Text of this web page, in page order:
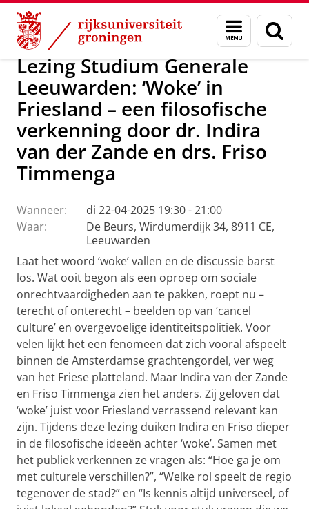
Skip
Content
Skip
Navigation
Menu
en
zoeken
Over ons Campus Fryslân
Lezing Studium Generale
Leeuwarden: ‘Woke’ in
Friesland – een filosofische
verkenning door dr. Indira
van der Zande en drs. Friso
Timmenga
Wanneer:
di 22-04-2025 19:30 - 21:00
Waar:
De Beurs, Wirdumerdijk 34, 8911 CE,
Leeuwarden
Laat het woord ‘woke’ vallen en de discussie barst
los. Wat ooit begon als een oproep om sociale
onrechtvaardigheden aan te pakken, roept nu –
terecht of onterecht – beelden op van ‘cancel
culture’ en overgevoelige identiteitspolitiek. Voor
velen lijkt het een fenomeen dat zich vooral afspeelt
binnen de Amsterdamse grachtengordel, ver weg
van het Friese platteland. Maar Indira van der Zande
en Friso Timmenga zien het anders. Zij geloven dat
‘woke’ juist voor Friesland verrassend relevant kan
zijn. Tijdens deze lezing duiken Indira en Friso dieper
in de filosofische ideeën achter ‘woke’. Samen met
het publiek verkennen ze vragen als: “Hoe ga je om
met culturele verschillen?”, “Welke rol speelt de regio
tegenover de stad?” en “Is kennis altijd universeel, of